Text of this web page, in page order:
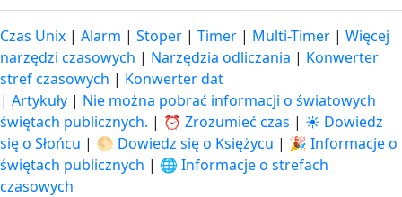
Czas Unix | Alarm | Stoper | Timer | Multi-Timer | Więcej
narzędzi czasowych | Narzędzia odliczania | Konwerter
stref czasowych | Konwerter dat
| Artykuły | Nie można pobrać informacji o światowych
świętach publicznych. | ⏰ Zrozumieć czas | ☀️ Dowiedz
się o Słońcu | 🌕 Dowiedz się o Księżycu | 🎉 Informacje o
świętach publicznych | 🌐 Informacje o strefach
czasowych